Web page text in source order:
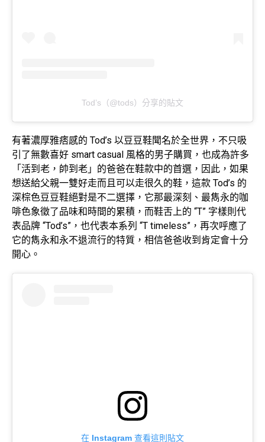
Tod’s（@tods）分享的貼文
有著濃厚雅痞感的 Tod’s 以豆豆鞋聞名於全世界，不只吸
引了無數喜好 smart casual 風格的男子購買，也成為許多
「活到老，帥到老」的爸爸在鞋款中的首選，因此，如果
想送給父親一雙好走而且可以走很久的鞋，這款 Tod’s 的
深棕色豆豆鞋絕對是不二選擇，它那最深刻、最雋永的咖
啡色象徵了品味和時間的累積，而鞋舌上的 “T” 字樣則代
表品牌 “Tod’s”，也代表本系列 “T timeless”，再次呼應了
它的雋永和永不退流行的特質，相信爸爸收到肯定會十分
開心。
在 Instagram 查看這則貼文